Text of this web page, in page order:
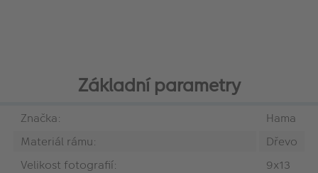
Základní parametry
Značka:
Hama
Materiál rámu:
Dřevo
Velikost fotografií:
9x13